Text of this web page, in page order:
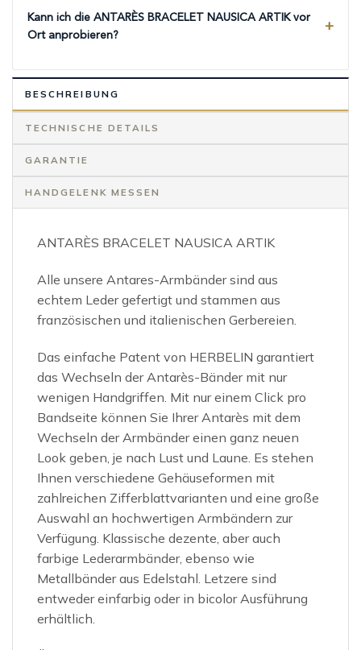
Kann ich die ANTARÈS BRACELET NAUSICA ARTIK vor
Ort anprobieren?
BESCHREIBUNG
TECHNISCHE DETAILS
GARANTIE
HANDGELENK MESSEN
ANTARÈS BRACELET NAUSICA ARTIK
Alle unsere Antares-Armbänder sind aus
echtem Leder gefertigt und stammen aus
französischen und italienischen Gerbereien.
Das einfache Patent von HERBELIN garantiert
das Wechseln der Antarès-Bänder mit nur
wenigen Handgriffen. Mit nur einem Click pro
Bandseite können Sie Ihrer Antarès mit dem
Wechseln der Armbänder einen ganz neuen
Look geben, je nach Lust und Laune. Es stehen
Ihnen verschiedene Gehäuseformen mit
zahlreichen Zifferblattvarianten und eine große
Auswahl an hochwertigen Armbändern zur
Verfügung. Klassische dezente, aber auch
farbige Lederarmbänder, ebenso wie
Metallbänder aus Edelstahl. Letzere sind
entweder einfarbig oder in bicolor Ausführung
erhältlich.